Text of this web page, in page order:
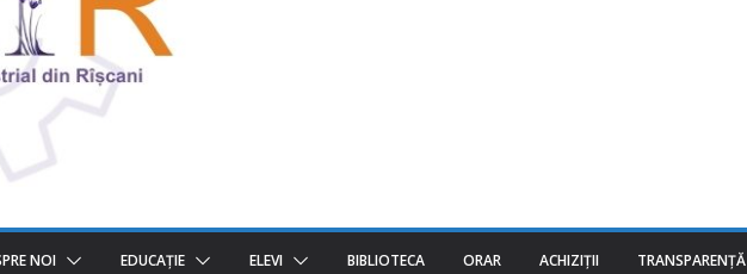
NOI EDUCAŢIE ELEVI BIBLIOTECA ORAR ACHIZIȚII TRANSPARENȚĂ